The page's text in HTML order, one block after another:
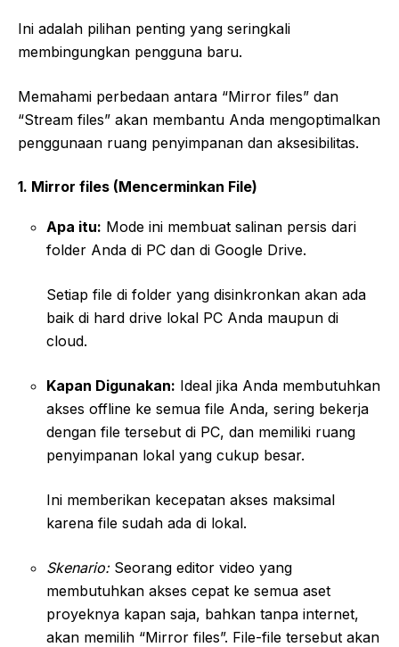
Ini adalah pilihan penting yang seringkali
membingungkan pengguna baru.
Memahami perbedaan antara “Mirror files” dan
“Stream files” akan membantu Anda mengoptimalkan
penggunaan ruang penyimpanan dan aksesibilitas.
1. Mirror files (Mencerminkan File)
Apa itu: Mode ini membuat salinan persis dari
folder Anda di PC dan di Google Drive.
Setiap file di folder yang disinkronkan akan ada
baik di hard drive lokal PC Anda maupun di
cloud.
Kapan Digunakan: Ideal jika Anda membutuhkan
akses offline ke semua file Anda, sering bekerja
dengan file tersebut di PC, dan memiliki ruang
penyimpanan lokal yang cukup besar.
Ini memberikan kecepatan akses maksimal
karena file sudah ada di lokal.
Skenario:Seorang editor video yang
membutuhkan akses cepat ke semua aset
proyeknya kapan saja, bahkan tanpa internet,
akan memilih “Mirror files”. File-file tersebut akan